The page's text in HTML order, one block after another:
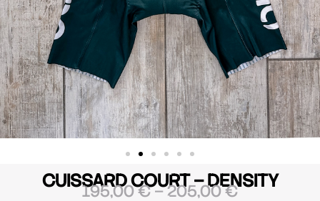
CUISSARD COURT – DENSITY
195,00€–205,00€